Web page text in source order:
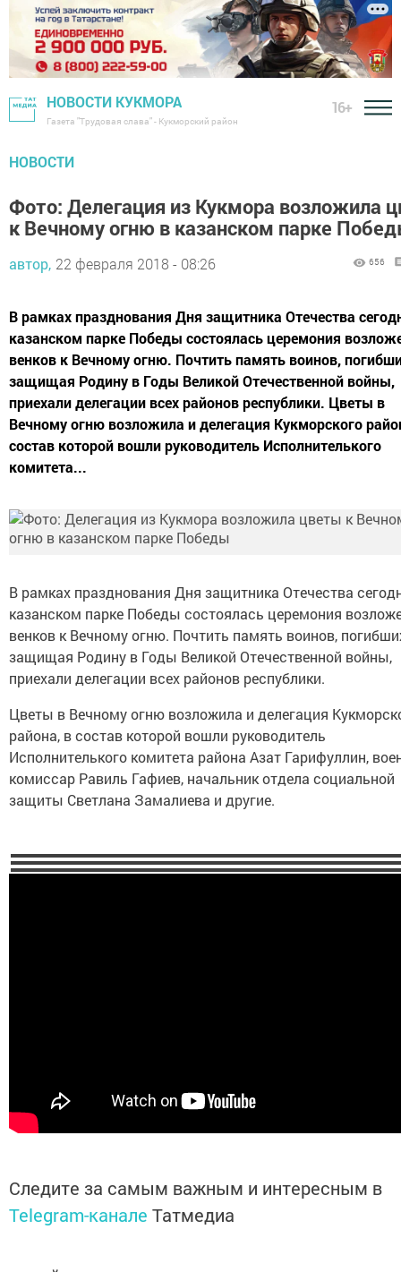
НОВОСТИ КУКМОРА
Газета "Трудовая слава" - Кукморский район
16+
НОВОСТИ
Фото: Делегация из Кукмора возложила
к Вечному огню в казанском парке
автор, 22 февраля 2018 - 08:26 656
В рамках празднования Дня защитника Отечества
казанском парке Победы состоялась церемония
венков к Вечному огню. Почтить память воинов,
защищая Родину в Годы Великой Отечественной войны,
приехали делегации всех районов республики. Цветы в
Вечному огню возложила и делегация Кукморского
состав которой вошли руководитель Исполнителького
комитета...
В рамках празднования Дня защитника Отечества
казанском парке Победы состоялась церемония
венков к Вечному огню. Почтить память воинов,
защищая Родину в Годы Великой Отечественной войны,
приехали делегации всех районов республики.
Цветы в Вечному огню возложила и делегация
района, в состав которой вошли руководитель
Исполнителького комитета района Азат Гарифуллин,
комиссар Равиль Гафиев, начальник отдела социальной
защиты Светлана Замалиева и другие.
Следите за самым важным и интересным в
Telegram-канале Татмедиа